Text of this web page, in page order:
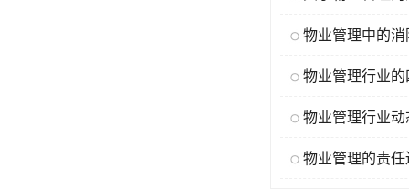
物业管理的责任